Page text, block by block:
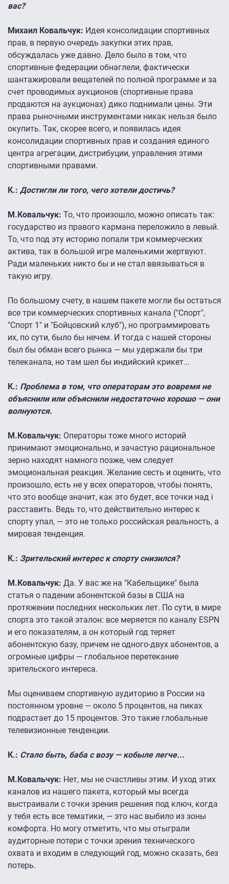
вас?
Михаил Ковальчук: Идея консолидации спортивных
прав, в первую очередь закупки этих прав,
обсуждалась уже давно. Дело было в том, что
спортивные федерации обнаглели, фактически
шантажировали вещателей по полной программе и за
счет проводимых аукционов (спортивные права
продаются на аукционах) дико поднимали цены. Эти
права рыночными инструментами никак нельзя было
окупить. Так, скорее всего, и появилась идея
консолидации спортивных прав и создания единого
центра агрегации, дистрибуции, управления этими
спортивными правами.
К.: Достигли ли того, чего хотели достичь?
М.Ковальчук: То, что произошло, можно описать так:
государство из правого кармана переложило в левый.
То, что под эту историю попали три коммерческих
актива, так в большой игре маленькими жертвуют.
Ради маленьких никто бы и не стал ввязываться в
такую игру.
По большому счету, в нашем пакете могли бы остаться
все три коммерческих спортивных канала ("Спорт",
"Спорт 1″ и "Бойцовский клуб"), но программировать
их, по сути, было бы нечем. И тогда с нашей стороны
был бы обман всего рынка — мы удержали бы три
телеканала, но там шел бы индийский крикет...
К.: Проблема в том, что операторам это вовремя не
объяснили или объяснили недостаточно хорошо — они
волнуются.
М.Ковальчук: Операторы тоже много историй
принимают эмоционально, и зачастую рациональное
зерно находят намного позже, чем следует
эмоциональная реакция. Желание сесть и оценить, что
произошло, есть не у всех операторов, чтобы понять,
что это вообще значит, как это будет, все точки над i
расставить. Ведь то, что действительно интерес к
спорту упал, — это не только российская реальность, а
мировая тенденция.
К.: Зрительский интерес к спорту снизился?
М.Ковальчук: Да. У вас же на "Кабельщике" была
статья о падении абонентской базы в США на
протяжении последних нескольких лет. По сути, в мире
спорта это такой эталон: все меряется по каналу ESPN
и его показателям, а он который год теряет
абонентскую базу, причем не одного-двух абонентов, а
огромные цифры — глобальное перетекание
зрительского интереса.
Мы оцениваем спортивную аудиторию в России на
постоянном уровне — около 5 процентов, на пиках
подрастает до 15 процентов. Это такие глобальные
телевизионные тенденции.
К.: Стало быть, баба с возу — кобыле легче...
М.Ковальчук: Нет, мы не счастливы этим. И уход этих
каналов из нашего пакета, который мы всегда
выстраивали с точки зрения решения под ключ, когда
у тебя есть все тематики, — это нас выбило из зоны
комфорта. Но могу отметить, что мы отыграли
аудиторные потери с точки зрения технического
охвата и входим в следующий год, можно сказать, без
потерь.